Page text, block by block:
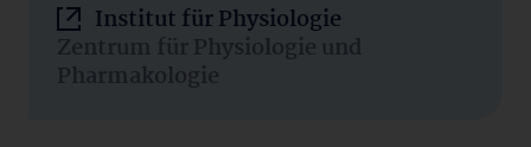
Institut für Physiologie
Zentrum für Physiologie und
Pharmakologie